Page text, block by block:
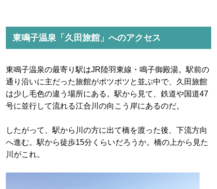
東鳴子温泉「久田旅館」へのアクセス
東鳴子温泉の最寄り駅はJR陸羽東線・鳴子御殿湯。駅前の
通り沿いに主だった旅館がポツポツと並ぶ中で、久田旅館
は少し毛色の違う場所にある。駅から見て、鉄道や国道47
号に並行して流れる江合川の向こう岸にあるのだ。
したがって、駅から川の方に出て橋を渡った後、下流方向
へ進む。駅から徒歩15分くらいだろうか。橋の上から見た
川がこれ。